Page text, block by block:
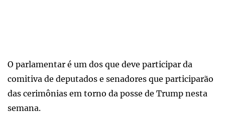
O parlamentar é um dos que deve participar da
comitiva de deputados e senadores que participarão
das cerimônias em torno da posse de Trump nesta
semana.